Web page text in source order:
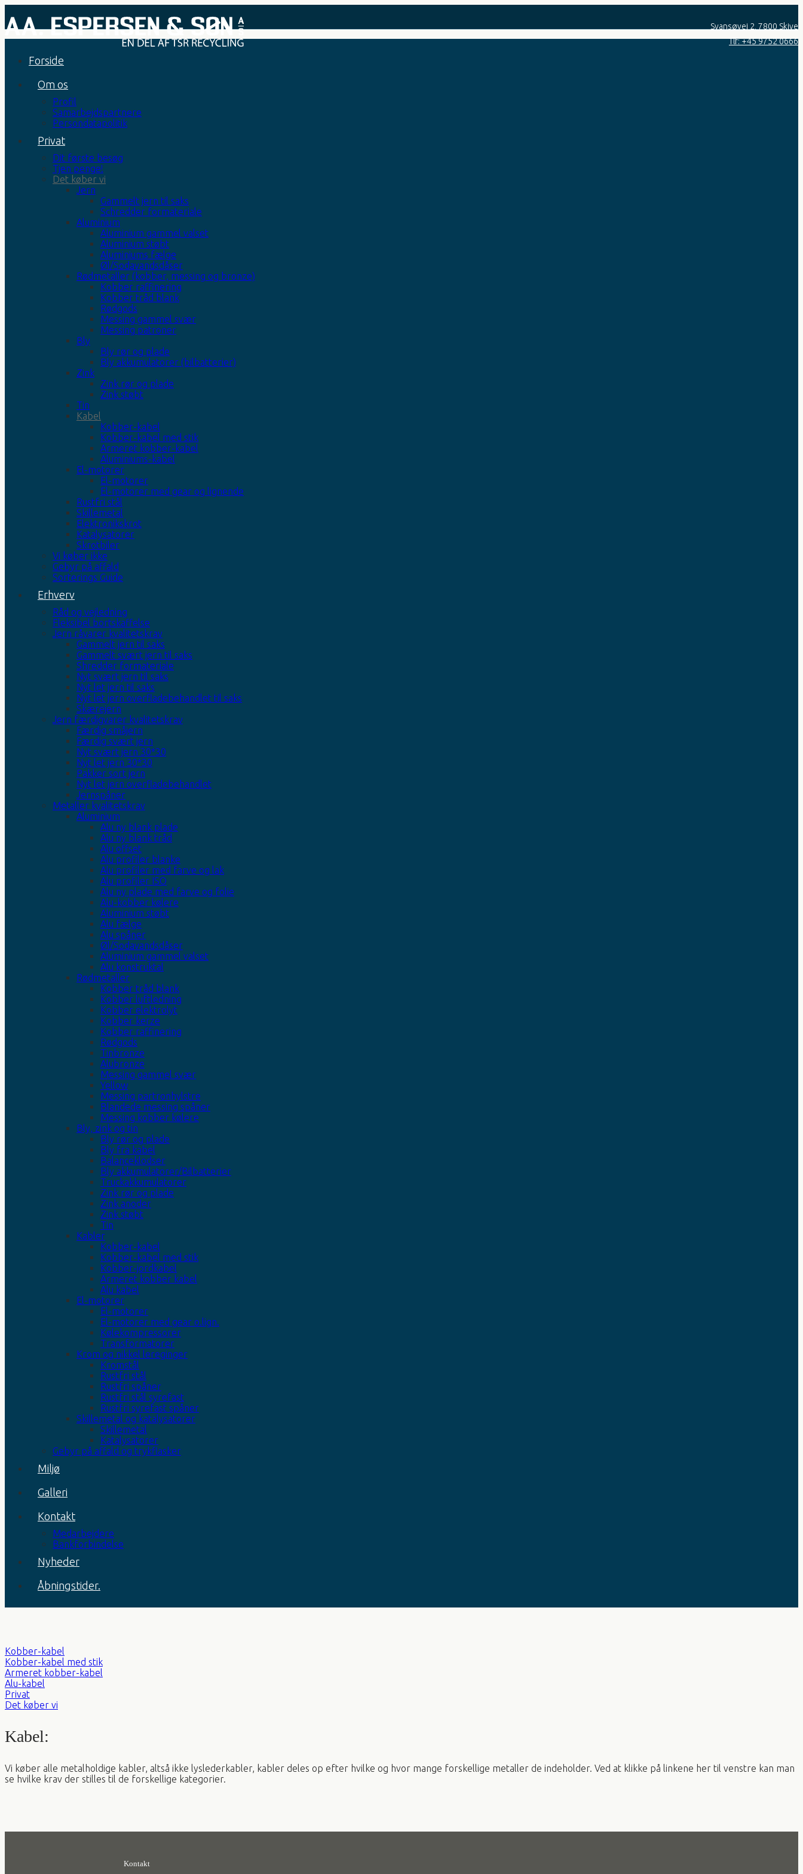
Svansøvej 2, 7800 Skive
Tlf: +45 9752 0666​
Forside
Om os
Profil
Samarbejdspartnere
Persondatapolitik
Privat
Dit første besøg
Tjen penge!
Det køber vi
Jern
Gammelt jern til saks
Schredder formateriale
Aluminium
Aluminium gammel valset
Aluminium støbt
Aluminiums fælge
Øl/Sodavandsdåser
Rødmetaller (kobber, messing og bronze)
Kobber raffinering
Kobber tråd blank
Rødgods
Messing gammel svær
Messing patroner
Bly
Bly rør og plade
Bly akkumulatorer (bilbatterier)
Zink
Zink rør og plade
Zink støbt
Tin
Kabel
Kobber-kabel
Kobber-kabel med stik
Armeret kobber-kabel
Aluminiums-kabel
El-motorer
El-motorer
El-motorer med gear og lignende
Rustfri stål
Skillemetal
Elektronikskrot
Katalysatorer
Skrotbiler
Vi køber ikke
Gebyr på affald
Sorterings Guide
Erhverv
Råd og vejledning
Fleksibel bortskaffelse
Jern råvarer kvalitetskrav
Gammelt jern til saks
Gammelt svært jern til saks
Shredder formateriale
Nyt svært jern til saks
Nyt let jern til saks
Nyt let jern overfladebehandlet til saks
Skærejern
Jern færdigvarer kvalitetskrav
Færdig småjern
Færdig svært jern
Nyt svært jern 30*30
Nyt let jern 30*30
Pakker sort jern
Nyt let jern overfladebehandlet
Jernspåner
Metaller kvalitetskrav
Aluminium
Alu ny blank plade
Alu ny blank tråd
Alu offset
Alu profiler blanke
Alu profiler med farve og lak
Alu profiler ISO
Alu ny plade med farve og folie
Alu-kobber kølere
Aluminium støbt
Alu fælge
Alu spåner
Øl/Sodavandsdåser
Aluminium gammel valset
Alu konstruktal
Rødmetaller
Kobber tråd blank
Kobber luftledning
Kobber elektrolyt
Kobber kerze
Kobber raffinering
Rødgods
Tinbronze
Alubronze
Messing gammel svær
Yellow
Messing partronhylstre
Blandede messing spåner
Messing kobber kølere
Bly, zink og tin
Bly rør og plade
Bly fra kabel
Balanceklodser
Bly akkumulatorer/Bilbatterier
Truckakkumulatorer
Zink rør og plade
Zink anoder
Zink støbt
Tin
Kabler
Kobber-kabel
Kobber-kabel med stik
Kobber-jordkabel
Armeret kobber kabel
Alu kabel
El-motorer
El-motorer
El-motorer med gear o.lign.
Kølekompressorer
Transformatorer
Krom og nikkel lereginger
Kromstål
Rustfri stål
Rustfri spåner
Rustfri stål syrefast
Rustfri syrefast spåner
Skillemetal og katalysatorer
Skillemetal
Katalysatorer
Gebyr på affald og trykflasker
Miljø
Galleri
Kontakt
Medarbejdere
Bankforbindelse
Nyheder
Åbningstider.
Kobber-kabel
Kobber-kabel med stik
Armeret kobber-kabel
Alu-kabel
Privat
Det køber vi
Kabel:
Vi køber alle metalholdige kabler, altså ikke lyslederkabler, kabler deles op efter hvilke og hvor mange forskellige metaller de indeholder. Ved at klikke på linkene her til venstre kan man
se hvilke krav der stilles til de forskellige kategorier.
Kontakt